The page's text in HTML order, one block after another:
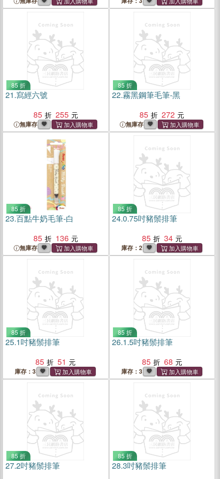
85 折
21.寫經六號
85
255
無庫存
85 折
22.霧黑鋼筆毛筆-黑
85
272
無庫存
85 折
23.百點牛奶毛筆-白
85
136
無庫存
85 折
24.0.75吋豬鬃排筆
85
34
庫存：2
85 折
25.1吋豬鬃排筆
85
51
庫存：3
85 折
26.1.5吋豬鬃排筆
85
68
庫存：3
85 折
27.2吋豬鬃排筆
85 折
28.3吋豬鬃排筆